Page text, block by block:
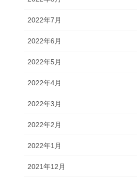
2022年7月
2022年6月
2022年5月
2022年4月
2022年3月
2022年2月
2022年1月
2021年12月